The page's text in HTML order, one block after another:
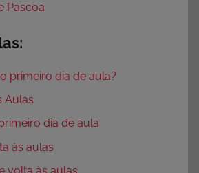
Páscoa
primeiro dia de aula?
Aulas
dia de aula
às aulas